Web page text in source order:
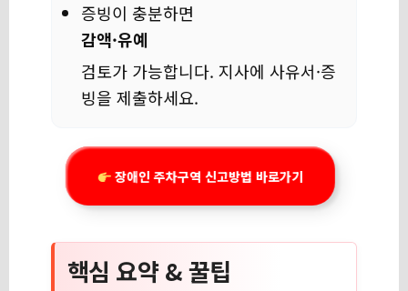
증빙이 충분하면
감액·유예
검토가 가능합니다. 지사에 사유서·증
빙을 제출하세요.
장애인 주차구역 신고방법 바로가기
핵심 요약 & 꿀팁